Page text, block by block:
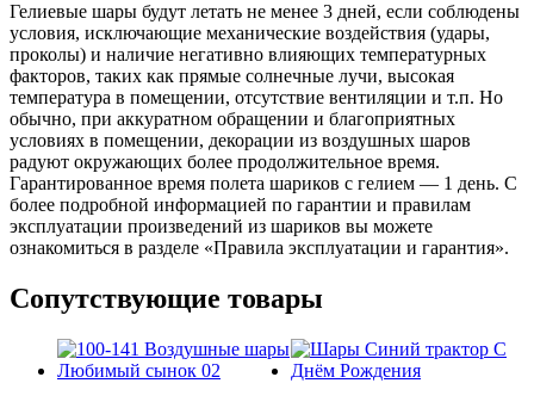
Гелиевые шары будут летать не менее 3 дней, если соблюдены
условия, исключающие механические воздействия (удары,
проколы) и наличие негативно влияющих температурных
факторов, таких как прямые солнечные лучи, высокая
температура в помещении, отсутствие вентиляции и т.п. Но
обычно, при аккуратном обращении и благоприятных
условиях в помещении, декорации из воздушных шаров
радуют окружающих более продолжительное время.
Гарантированное время полета шариков с гелием — 1 день. С
более подробной информацией по гарантии и правилам
эксплуатации произведений из шариков вы можете
ознакомиться в разделе «Правила эксплуатации и гарантия».
Сопутствующие товары